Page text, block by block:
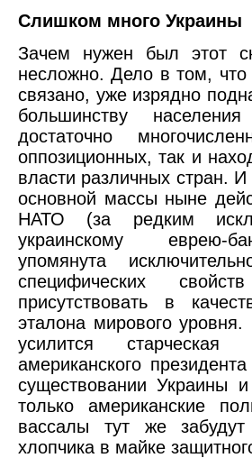
Слишком много Украины
Зачем нужен был этот
несложно. Дело в том,
связано, уже изрядно
большинству
достаточно
оппозиционных, так и
власти различных стран.
основной массы ныне
НАТО (за редким
украинскому еврею-
упомянута
специфических
присутствовать в
эталона мирового
усилится
американского
существовании Украины
только американские
вассалы тут же
хлопчика в майке